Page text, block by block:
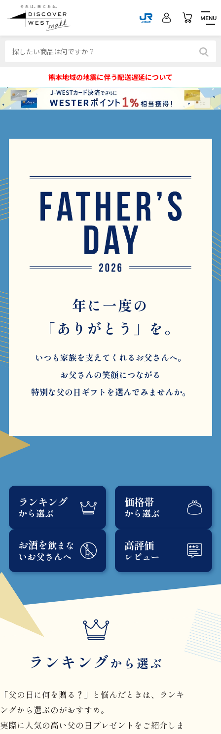
MENU
熊本地域の地震に伴う配送遅延について
年に一度の
「ありがとう」を。
いつも家族を支えてくれるお父さんへ。
お父さんの笑顔につながる
特別な父の日ギフトを選んでみませんか。
ランキング
から選ぶ
価格帯
から選ぶ
お酒を飲まな
いお父さんへ
高評価
レビュー
ランキングから選ぶ
「父の日に何を贈る？」と悩んだときは、ランキ
ングから選ぶのがおすすめ。
実際に人気の高い父の日プレゼントをご紹介しま